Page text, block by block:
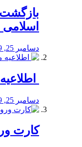
اسلامی
دسامبر 25, 2019
دسامبر 25, 2019
کارت